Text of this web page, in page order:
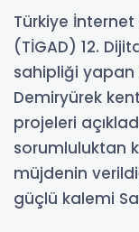
Türkiye İnternet
(TİGAD) 12.
sahipliği yapan
Demiryürek
projeleri
sorumluluktan
müjdenin
güçlü kalemi